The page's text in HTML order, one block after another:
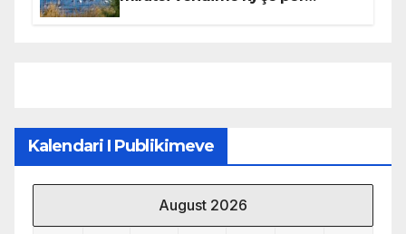
Kalendari I Publikimeve
August 2026